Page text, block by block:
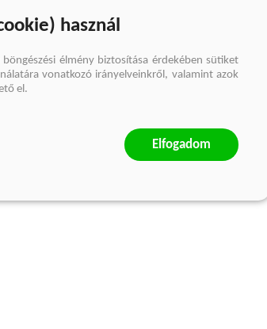
használ
élmény biztosítása érdekében sütiket
vonatkozó irányelveinkről, valamint azok
el.
Elfogadom